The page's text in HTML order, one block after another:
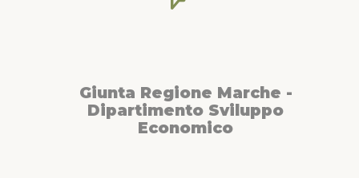
Giunta Regione Marche -
Dipartimento Sviluppo
Economico